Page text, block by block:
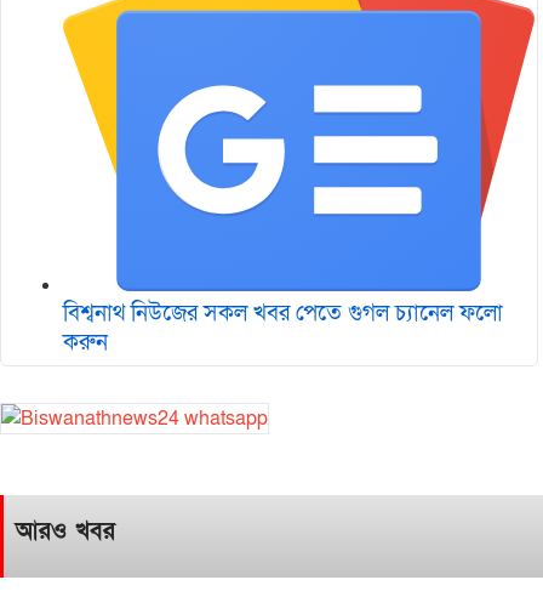
বিশ্বনাথ নিউজের সকল খবর পেতে গুগল চ‌্যানেল ফলো
করুন
আরও খবর